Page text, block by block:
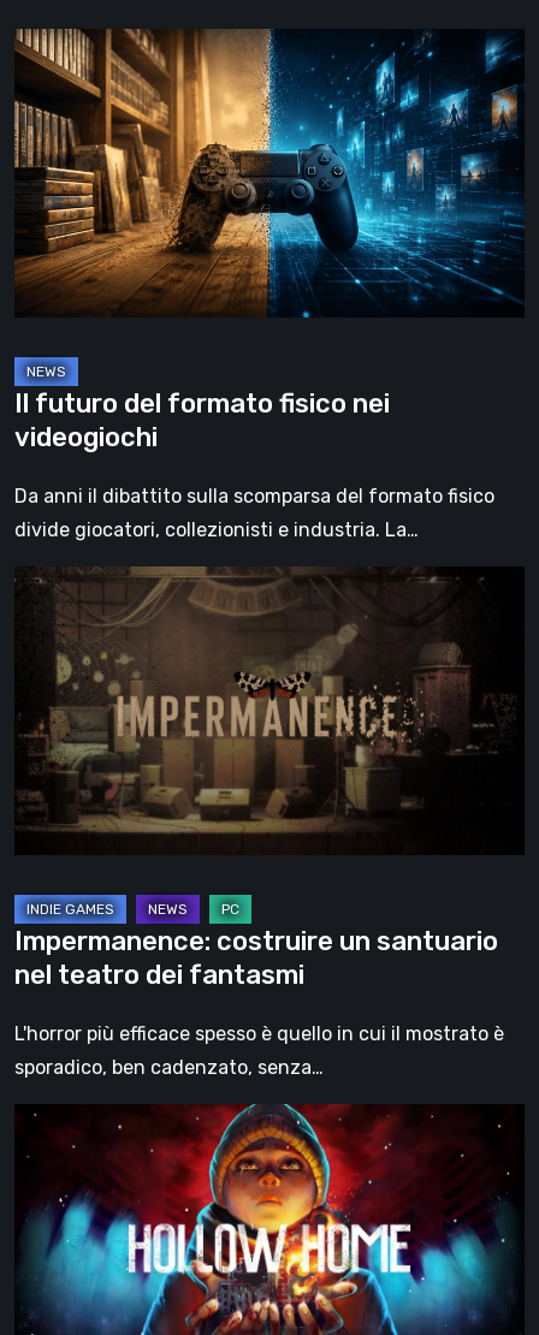
Il
futuro
del
formato
fisico
videogiochi
Il futuro del formato fisico nei
videogiochi
Da anni il dibattito sulla scomparsa del formato fisico
divide giocatori, collezionisti e industria. La…
Impermanence:
costruire
santuario
nel
teatro
dei
fantasmi
Impermanence: costruire un santuario
nel teatro dei fantasmi
L'horror più efficace spesso è quello in cui il mostrato è
sporadico, ben cadenzato, senza…
Hollow
Home
Anteprima:
l’ultimo
giorno
normale